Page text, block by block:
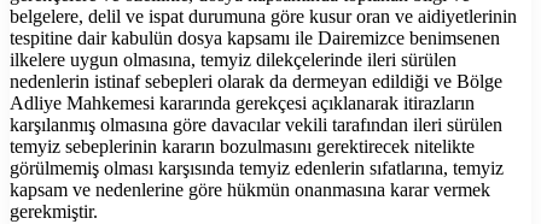
belgelere, delil ve ispat durumuna göre kusur oran ve aidiyetlerinin
tespitine dair kabulün dosya kapsamı ile Dairemizce benimsenen
ilkelere uygun olmasına, temyiz dilekçelerinde ileri sürülen
nedenlerin istinaf sebepleri olarak da dermeyan edildiği ve Bölge
Adliye Mahkemesi kararında gerekçesi açıklanarak itirazların
karşılanmış olmasına göre davacılar vekili tarafından ileri sürülen
temyiz sebeplerinin kararın bozulmasını gerektirecek nitelikte
görülmemiş olması karşısında temyiz edenlerin sıfatlarına, temyiz
kapsam ve nedenlerine göre hükmün onanmasına karar vermek
gerekmiştir.